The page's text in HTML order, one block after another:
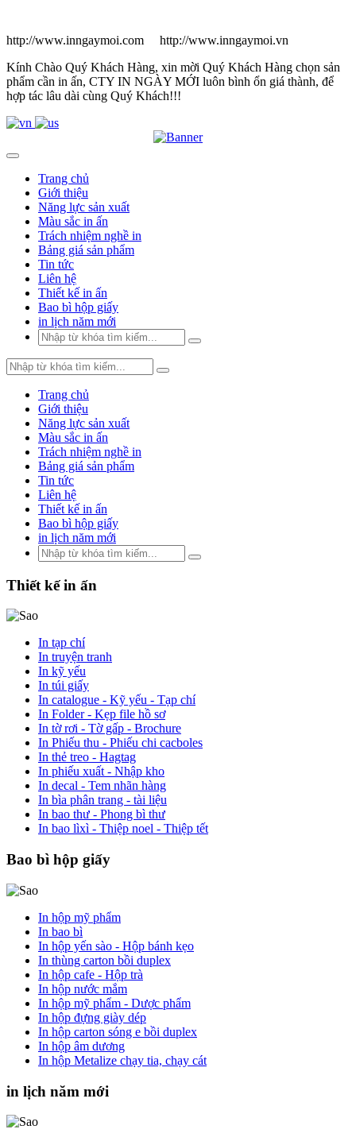
http://www.inngaymoi.com http://www.inngaymoi.vn
Kính Chào Quý Khách Hàng, xin mời Quý Khách Hàng chọn sản
phẩm cần in ấn, CTY IN NGÀY MỚI luôn bình ổn giá thành, để
hợp tác lâu dài cùng Quý Khách!!!
Trang chủ
Giới thiệu
Năng lực sản xuất
Màu sắc in ấn
Trách nhiệm nghề in
Bảng giá sản phẩm
Tin tức
Liên hệ
Thiết kế in ấn
Bao bì hộp giấy
in lịch năm mới
Trang chủ
Giới thiệu
Năng lực sản xuất
Màu sắc in ấn
Trách nhiệm nghề in
Bảng giá sản phẩm
Tin tức
Liên hệ
Thiết kế in ấn
Bao bì hộp giấy
in lịch năm mới
Thiết kế in ấn
In tạp chí
In truyện tranh
In kỹ yếu
In túi giấy
In catalogue - Kỹ yếu - Tạp chí
In Folder - Kẹp file hồ sơ
In tờ rơi - Tờ gấp - Brochure
In Phiếu thu - Phiếu chi cacboles
In thẻ treo - Hagtag
In phiếu xuất - Nhập kho
In decal - Tem nhãn hàng
In bìa phân trang - tài liệu
In bao thư - Phong bì thư
In bao lìxì - Thiệp noel - Thiệp tết
Bao bì hộp giấy
In hộp mỹ phẩm
In bao bì
In hộp yến sào - Hộp bánh kẹo
In thùng carton bồi duplex
In hộp cafe - Hộp trà
In hộp nước mắm
In hộp mỹ phẩm - Dược phẩm
In hộp đựng giày dép
In hộp carton sóng e bồi duplex
In hộp âm dương
In hộp Metalize chạy tia, chạy cát
in lịch năm mới